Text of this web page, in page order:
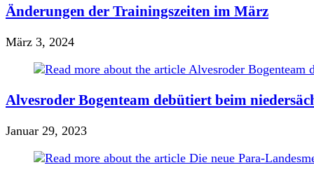
Änderungen der Trainingszeiten im März
März 3, 2024
Alvesroder Bogenteam debütiert beim
Januar 29, 2023